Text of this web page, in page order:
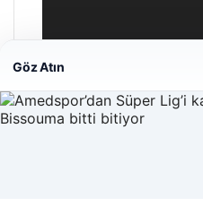
Enes Kaplan Avukatlık
Web sitemizi nasıl
Göz Atın